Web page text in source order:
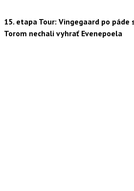
15. etapa Tour: Vingegaard po páde
Torom nechali vyhrať Evenepoela